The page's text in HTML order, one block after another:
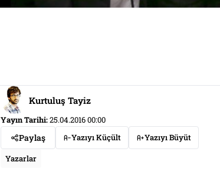
Kurtuluş Tayiz
Yayın Tarihi:25.04.2016 00:00
Paylaş Yazıyı Küçült
Yazıyı Büyüt
Yazarlar